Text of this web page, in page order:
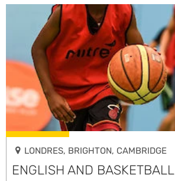
LONDRES, BRIGHTON, CAMBRIDGE
ENGLISH AND BASKETBALL